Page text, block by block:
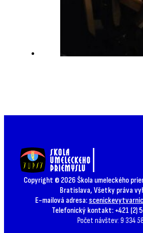
Copyright © 2026 Škola umeleckého
Bratislava, Všetky práva
E-mailová adresa:
Telefonický kontakt: +421 (2)
Počet návštev: 9 334